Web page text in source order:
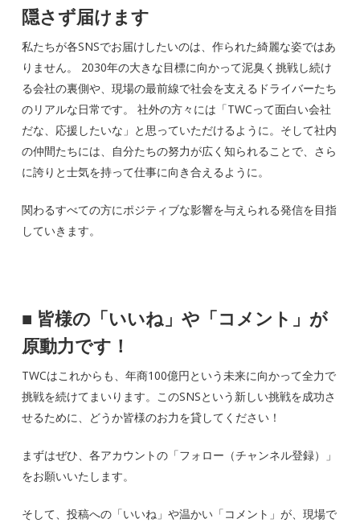
隠さず届けます
私たちが各SNSでお届けしたいのは、作られた綺麗な姿ではあ
りません。 2030年の大きな目標に向かって泥臭く挑戦し続け
る会社の裏側や、現場の最前線で社会を支えるドライバーたち
のリアルな日常です。 社外の方々には「TWCって面白い会社
だな、応援したいな」と思っていただけるように。そして社内
の仲間たちには、自分たちの努力が広く知られることで、さら
に誇りと士気を持って仕事に向き合えるように。
関わるすべての方にポジティブな影響を与えられる発信を目指
していきます。
■ 皆様の「いいね」や「コメント」が
原動力です！
TWCはこれからも、年商100億円という未来に向かって全力で
挑戦を続けてまいります。このSNSという新しい挑戦を成功さ
せるために、どうか皆様のお力を貸してください！
まずはぜひ、各アカウントの「フォロー（チャンネル登録）」
をお願いいたします。
そして、投稿への「いいね」や温かい「コメント」が、現場で